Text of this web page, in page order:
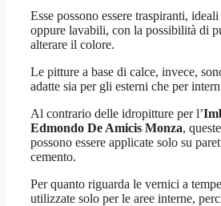
Esse possono essere traspiranti,
oppure lavabili, con la possibilità di
alterare il colore.
Le pitture a base di calce, invece,
adatte sia per gli esterni che per
Al contrario delle idropitture per l’
Edmondo De Amicis Monza,
possono essere applicate solo su
cemento.
Per quanto riguarda le vernici a
utilizzate solo per le aree interne,